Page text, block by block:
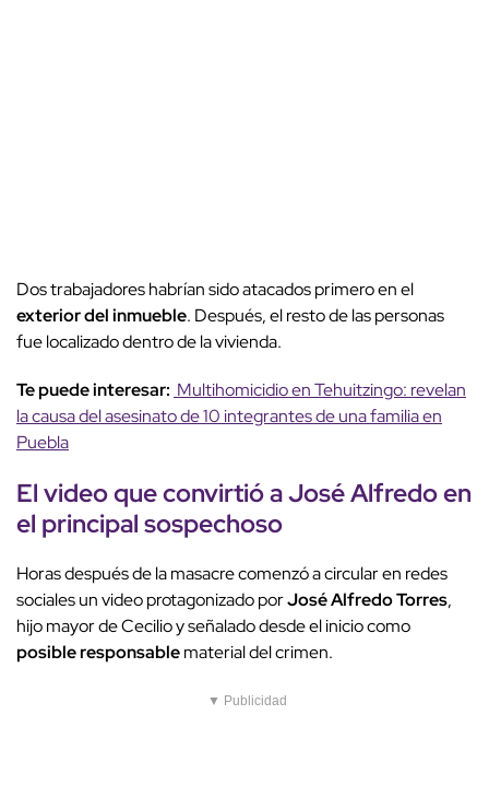
Dos trabajadores habrían sido atacados primero en el
exterior del inmueble. Después, el resto de las personas
fue localizado dentro de la vivienda.
Te puede interesar: Multihomicidio en Tehuitzingo: revelan
la causa del asesinato de 10 integrantes de una familia en
Puebla
El video que convirtió aJosé Alfredoen
el principal sospechoso
Horas después de la masacre comenzó a circular en redes
sociales un video protagonizado porJosé Alfredo Torres,
hijo mayor de Cecilio y señalado desde el inicio como
posible responsablematerial del crimen.
▼ Publicidad